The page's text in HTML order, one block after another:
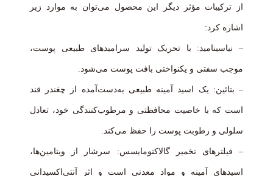
از ترکیبات مؤثر دیگر این محصول می‌توان به موارد زیر
اشاره کرد:
– نیاسینامید: با تحریک تولید سرامیدهای طبیعی پوست،
موجب سفتی و یکنواختی بافت پوست می‌شود.
– بتائین: یک اسید آمینه طبیعی به‌دست‌آمده از چغندر قند
است که با خاصیت محافظتی و مرطوب‌کنندگی خود، تعادل
سلولی و رطوبت پوست را حفظ می‌کند.
– فیلترهای تخمیر گالاکتومایسس: سرشار از ویتامین‌ها،
اسیدهای آمینه و مواد معدنی است و اثر آنتی‌اکسیدانی